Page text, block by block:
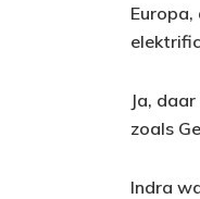
Ja,
zoals
Indra